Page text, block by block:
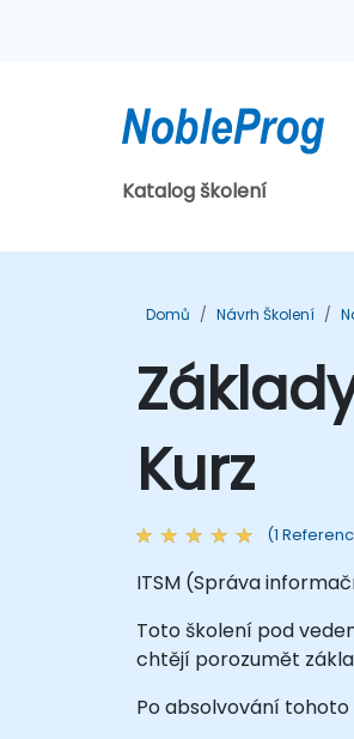
Katalog školení
Domů Návrh Školení
Kurz
(1
ITSM (Správa
Toto školení pod
chtějí porozumět
Po absolvování